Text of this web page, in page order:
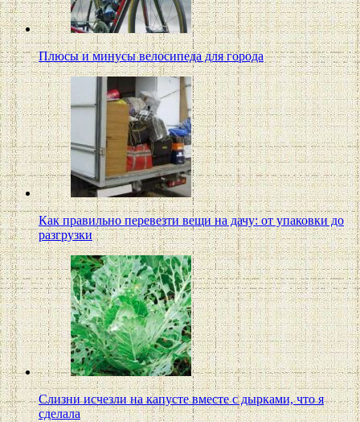
Плюсы и минусы велосипеда для города
Как правильно перевезти вещи на дачу: от упаковки до
разгрузки
Слизни исчезли на капусте вместе с дырками, что я
сделала